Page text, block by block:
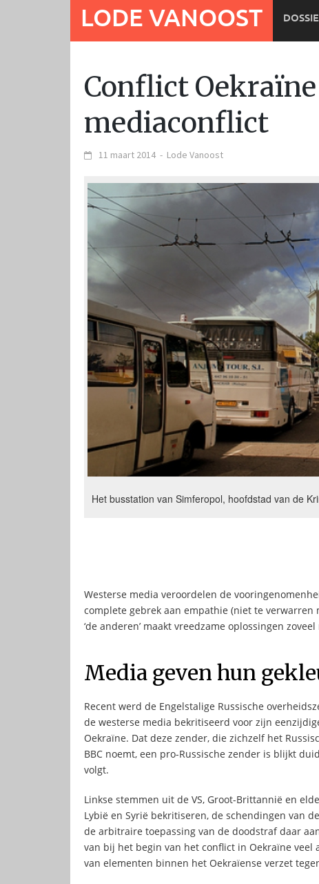
LODE VANOOST
Conflict
mediaconflict
11 maart 2014 - Lode Vanoost
Het busstation van Simferopol, hoofdstad van de
Westerse media veroordelen de
complete gebrek aan empathie (niet te
‘de anderen’ maakt vreedzame oplossingen
Media geven hun
Recent werd de Engelstalige Russische
de westerse media bekritiseerd voor zijn
Oekraïne. Dat deze zender, die zichzelf het
BBC noemt, een pro-Russische zender is blijkt
volgt.
Linkse stemmen uit de VS, Groot-Brittannië en
Lybië en Syrië bekritiseren, de schendingen van
de arbitraire toepassing van de doodstraf daar
van bij het begin van het conflict in Oekraïne
van elementen binnen het Oekraïense verzet